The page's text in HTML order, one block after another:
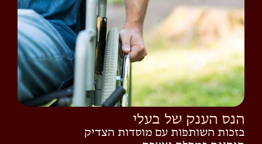
הנס הענק של בעלי
בזכות השותפות עם מוסדות הצדיק